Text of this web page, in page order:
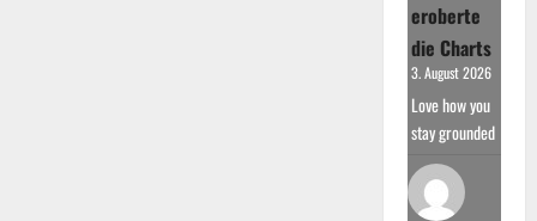
eroberte
die Charts
3. August 2026
Love how you
stay grounded